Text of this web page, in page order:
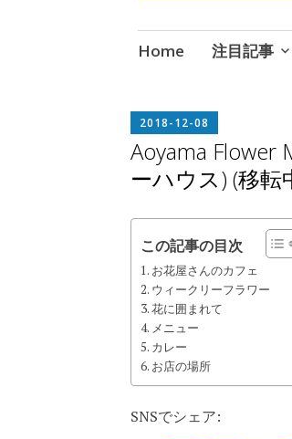
コ
ン
ツ
へ
ス
プ
Home 注目記事
2018-12-08
Aoyama Flower
ーハウス) (移転
この記事の目次
お花屋さんのカフェ
ウィークリーフラワー
花に囲まれて
メニュー
カレー
お店の場所
SNSでシェア: